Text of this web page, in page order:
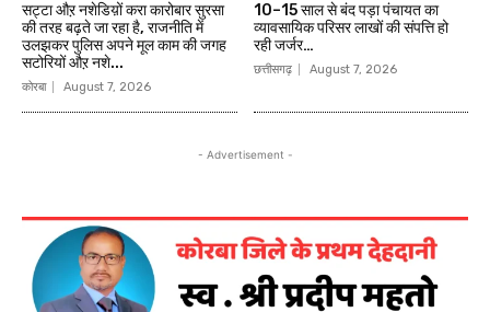
सट्टा औऱ नशेडिय़ों करा कारोबार सुरसा
की तरह बढ़ते जा रहा है, राजनीति में
उलझकर पुलिस अपने मूल काम की जगह
सटोरियों औऱ नशे...
कोरबा August 7, 2026
10–15 साल से बंद पड़ा पंचायत का
व्यावसायिक परिसर लाखों की संपत्ति हो
रही जर्जर…
छत्तीसगढ़ August 7, 2026
- Advertisement -